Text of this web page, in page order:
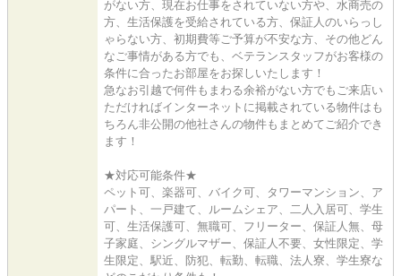
がない方、現在お仕事をされていない方や、水商売の
方、生活保護を受給されている方、保証人のいらっし
ゃらない方、初期費等ご予算が不安な方、その他どん
なご事情がある方でも、ベテランスタッフがお客様の
条件に合ったお部屋をお探しいたします！
急なお引越で何件もまわる余裕がない方でもご来店い
ただければインターネットに掲載されている物件はも
ちろん非公開の他社さんの物件もまとめてご紹介でき
ます！
★対応可能条件★
ペット可、楽器可、バイク可、タワーマンション、ア
パート、一戸建て、ルームシェア、二人入居可、学生
可、生活保護可、無職可、フリーター、保証人無、母
子家庭、シングルマザー、保証人不要、女性限定、学
生限定、駅近、防犯、転勤、転職、法人寮、学生寮な